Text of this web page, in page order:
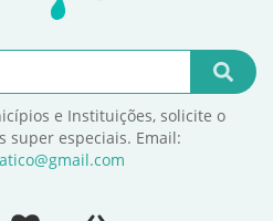
e Instituições, solicite o
super especiais. Email: